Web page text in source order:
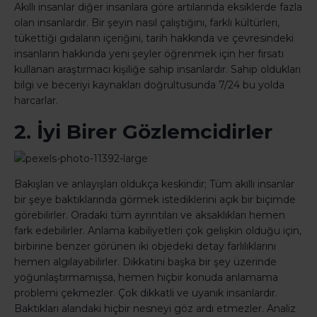
Akıllı insanlar diğer insanlara göre artılarında eksiklerde fazla
olan insanlardır. Bir şeyin nasıl çalıştığını, farklı kültürleri,
tükettiği gıdaların içeriğini, tarih hakkında ve çevresindeki
insanların hakkında yeni şeyler öğrenmek için her fırsatı
kullanan araştırmacı kişiliğe sahip insanlardır. Sahip oldukları
bilgi ve beceriyi kaynakları doğrultusunda 7/24 bu yolda
harcarlar.
2. İyi Birer Gözlemcidirler
Bakışları ve anlayışları oldukça keskindir; Tüm akıllı insanlar
bir şeye baktıklarında görmek istediklerini açık bir biçimde
görebilirler. Oradaki tüm ayrıntıları ve aksaklıkları hemen
fark edebilirler. Anlama kabiliyetleri çok gelişkin olduğu için,
birbirine benzer görünen iki objedeki detay farlılıklarını
hemen algılayabilirler. Dikkatini başka bir şey üzerinde
yoğunlaştırmamışsa, hemen hiçbir konuda anlamama
problemi çekmezler. Çok dikkatli ve uyanık insanlardır.
Baktıkları alandaki hiçbir nesneyi göz ardı etmezler. Analiz